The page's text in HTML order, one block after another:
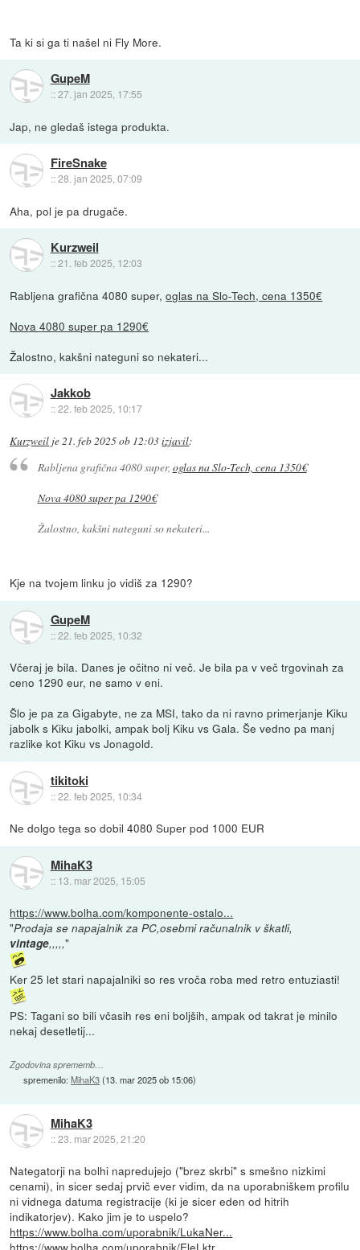
Ta ki si ga ti našel ni Fly More.
GupeM
::27. jan 2025, 17:55
Jap, ne gledaš istega produkta.
FireSnake
::28. jan 2025, 07:09
Aha, pol je pa drugače.
Kurzweil
::21. feb 2025, 12:03
Rabljena grafična 4080 super,oglas na Slo-Tech, cena 1350€
Nova 4080 super pa 1290€
Žalostno, kakšni nateguni so nekateri...
Jakkob
::22. feb 2025, 10:17
Kurzweil je21. feb 2025 ob 12:03izjavil:
Rabljena grafična 4080 super, oglas na Slo-Tech, cena 1350€
Nova 4080 super pa 1290€
Žalostno, kakšni nateguni so nekateri...
Kje na tvojem linku jo vidiš za 1290?
GupeM
::22. feb 2025, 10:32
Včeraj je bila. Danes je očitno ni več. Je bila pa v več trgovinah za
ceno 1290 eur, ne samo v eni.
Šlo je pa za Gigabyte, ne za MSI, tako da ni ravno primerjanje Kiku
jabolk s Kiku jabolki, ampak bolj Kiku vs Gala. Še vedno pa manj
razlike kot Kiku vs Jonagold.
tikitoki
::22. feb 2025, 10:34
Ne dolgo tega so dobil 4080 Super pod 1000 EUR
MihaK3
:: 13. mar 2025, 15:05
https://www.bolha.com/komponente-ostalo...
"Prodaja se napajalnik za PC,osebmi računalnik v škatli,
vintage,,,,,"
Ker 25 let stari napajalniki so res vroča roba med retro entuziasti!
PS: Tagani so bili včasih res eni boljših, ampak od takrat je minilo
nekaj desetletij...
Zgodovina sprememb…
spremenilo:MihaK3(13. mar 2025 ob 15:06)
MihaK3
::23. mar 2025, 21:20
Nategatorji na bolhi napredujejo ("brez skrbi" s smešno nizkimi
cenami), in sicer sedaj prvič ever vidim, da na uporabniškem profilu
ni vidnega datuma registracije (ki je sicer eden od hitrih
indikatorjev). Kako jim je to uspelo?
https://www.bolha.com/uporabnik/LukaNer...